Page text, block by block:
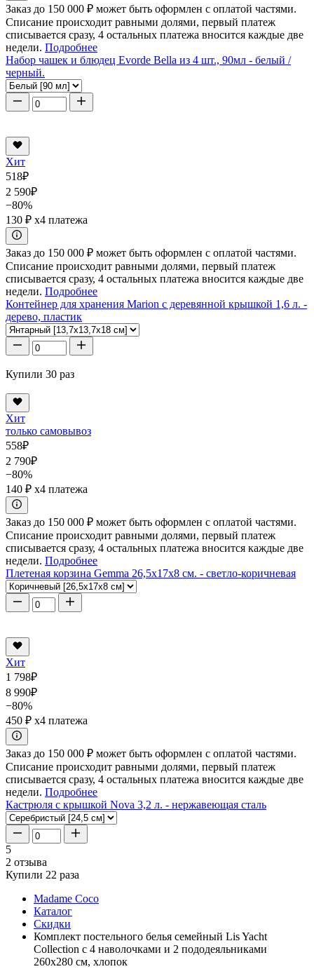
Заказ до 150 000 ₽ может быть оформлен с оплатой частями.
Списание происходит равными долями, первый платеж
списывается сразу, 4 остальных платежа вносится каждые две
недели. Подробнее
Набор чашек и блюдец Evorde Bella из 4 шт., 90мл - белый /
черный.
Хит
518₽
2 590₽
−80%
130 ₽ x4 платежа
Заказ до 150 000 ₽ может быть оформлен с оплатой частями.
Списание происходит равными долями, первый платеж
списывается сразу, 4 остальных платежа вносится каждые две
недели. Подробнее
Контейнер для хранения Marion с деревянной крышкой 1,6 л. -
дерево, пластик
Купили 30 раз
Хит
только самовывоз
558₽
2 790₽
−80%
140 ₽ x4 платежа
Заказ до 150 000 ₽ может быть оформлен с оплатой частями.
Списание происходит равными долями, первый платеж
списывается сразу, 4 остальных платежа вносится каждые две
недели. Подробнее
Плетеная корзина Gemma 26,5x17x8 см. - светло-коричневая
Хит
1 798₽
8 990₽
−80%
450 ₽ x4 платежа
Заказ до 150 000 ₽ может быть оформлен с оплатой частями.
Списание происходит равными долями, первый платеж
списывается сразу, 4 остальных платежа вносится каждые две
недели. Подробнее
Кастрюля с крышкой Nova 3,2 л. - нержавеющая сталь
5
2 отзыва
Купили 22 раза
Madame Coco
Каталог
Скидки
Комплект постельного белья семейный Lis Yacht
Collection с 4 наволочками и 2 пододеяльниками
260х280 см, хлопок